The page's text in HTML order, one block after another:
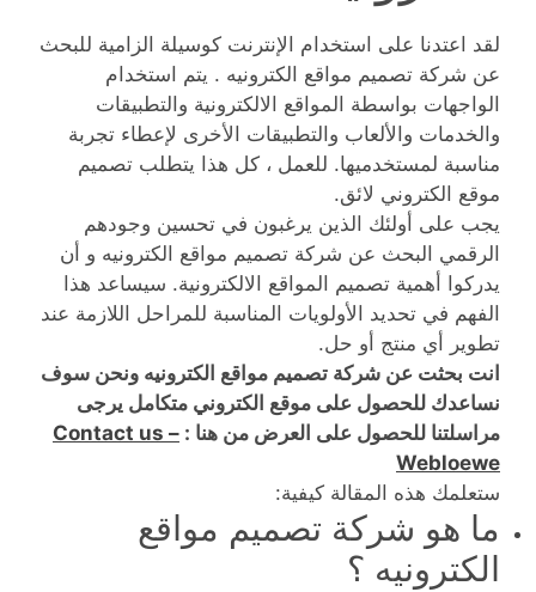
لقد اعتدنا على استخدام الإنترنت كوسيلة الزامية للبحث
عن شركة تصميم مواقع الكترونيه . يتم استخدام
الواجهات بواسطة المواقع الالكترونية والتطبيقات
والخدمات والألعاب والتطبيقات الأخرى لإعطاء تجربة
مناسبة لمستخدميها. للعمل ، كل هذا يتطلب تصميم
موقع الكتروني لائق.
يجب على أولئك الذين يرغبون في تحسين وجودهم
الرقمي البحث عن شركة تصميم مواقع الكترونيه و أن
يدركوا أهمية تصميم المواقع الالكترونية. سيساعد هذا
الفهم في تحديد الأولويات المناسبة للمراحل اللازمة عند
تطوير أي منتج أو حل.
انت بحثت عن شركة تصميم مواقع الكترونيه ونحن سوف
نساعدك للحصول على موقع الكتروني متكامل يرجى
مراسلتنا للحصول على العرض من هنا : Contact us –
Webloewe
ستعلمك هذه المقالة كيفية:
ما هو شركة تصميم مواقع
الكترونيه ؟